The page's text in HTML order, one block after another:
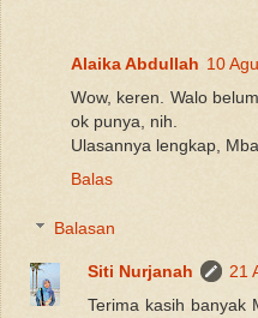
Alaika Abdullah 10
Wow, keren. Walo
ok punya, nih.
Ulasannya lengkap,
Balas
Balasan
Siti Nurjanah
21
Terima kasih banyak